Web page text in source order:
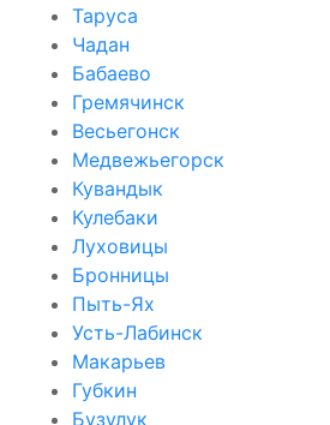
Таруса
Чадан
Бабаево
Гремячинск
Весьегонск
Медвежьегорск
Кувандык
Кулебаки
Луховицы
Бронницы
Пыть-Ях
Усть-Лабинск
Макарьев
Губкин
Бузулук